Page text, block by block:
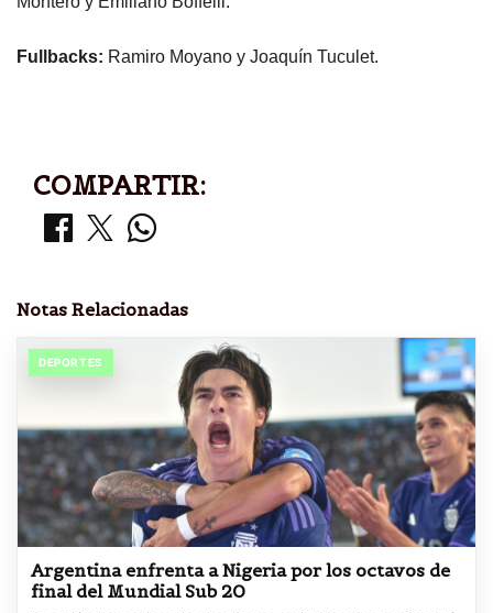
Fullbacks: Ramiro Moyano y Joaquín Tuculet.
COMPARTIR:
Notas Relacionadas
DEPORTES
Argentina enfrenta a Nigeria por los octavos de
final del Mundial Sub 20